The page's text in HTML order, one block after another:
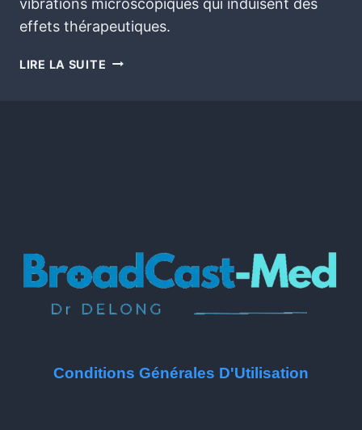
effets thérapeutiques.
LIRE LA SUITE
Conditions Générales D'Utilisation